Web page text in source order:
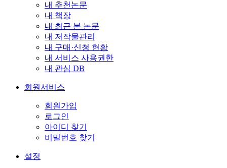
내 추천논문
내 책장
내 최근 본 논문
내 저작물관리
내 구매·신청 현황
내 서비스 사용권한
내 관심 DB
회원서비스
회원가입
로그인
아이디 찾기
비밀번호 찾기
설정